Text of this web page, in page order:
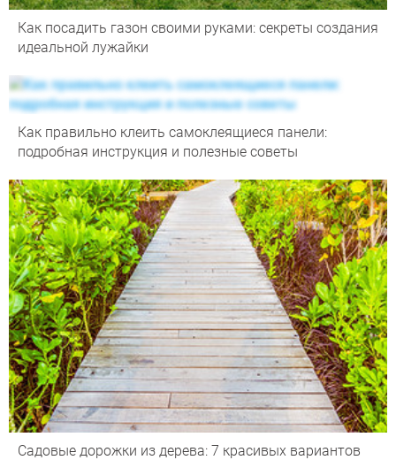
Как посадить газон своими руками: секреты создания
идеальной лужайки
Как правильно клеить самоклеящиеся панели:
подробная инструкция и полезные советы
Садовые дорожки из дерева: 7 красивых вариантов